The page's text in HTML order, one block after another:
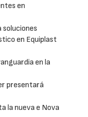
en
en Equiplast
en la
presentará
la nueva e Nova